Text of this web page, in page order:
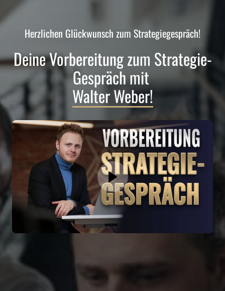
Herzlichen Glückwunsch zum Strategiegespräch!
Deine Vorbereitung zum Strategie-
Gespräch mit
Walter Weber!